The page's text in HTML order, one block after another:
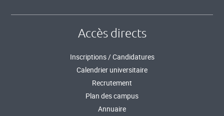
Accès directs
Inscriptions / Candidatures
Calendrier universitaire
Recrutement
Plan des campus
Annuaire